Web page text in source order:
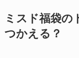
ミスド福袋の
つかえる？